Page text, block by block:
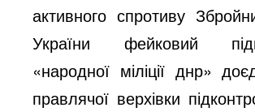
активного спротиву
України фейковий
«народної міліції днр»
правлячої верхівки